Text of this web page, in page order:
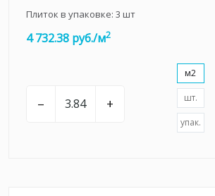
Плиток в упаковке: 3 шт
4 732.38 руб./м2
– +
м2
шт.
упак.